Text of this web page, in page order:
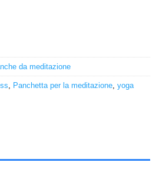
da meditazione
, Panchetta per la meditazione, yoga